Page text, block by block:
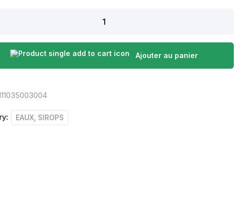
Ajouter au panier
EAUX, SIROPS